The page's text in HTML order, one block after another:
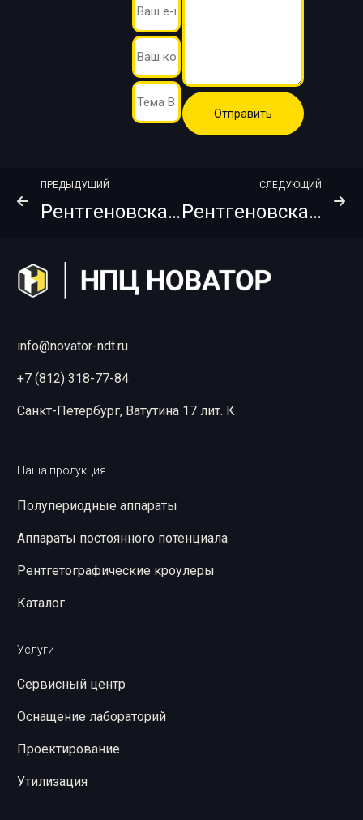
ПРЕДЫДУЩИЙ
Рентгеновская пленка NDTQUAM HT400 10 х 40 см
СЛЕДУЮЩИЙ
Рентгеновская пленка NDTQUAM HT400 355 х 430 мм
info@novator-ndt.ru
+7 (812) 318-77-84
Санкт-Петербург, Ватутина 17 лит. К
Наша продукция
Полупериодные аппараты
Аппараты постоянного потенциала
Рентгетографические кроулеры
Каталог
Услуги
Сервисный центр
Оснащение лабораторий
Проектирование
Утилизация